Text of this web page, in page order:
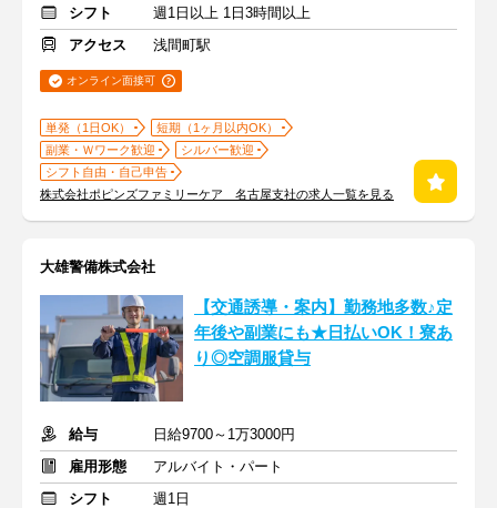
シフト
週1日以上 1日3時間以上
アクセス
浅間町駅
オンライン面接可
単発（1日OK）
短期（1ヶ月以内OK）
副業・Ｗワーク歓迎
シルバー歓迎
シフト自由・自己申告
株式会社ポピンズファミリーケア 名古屋支社の求人一覧を見る
大雄警備株式会社
【交通誘導・案内】勤務地多数♪定
年後や副業にも★日払いOK！寮あ
り◎空調服貸与
給与
日給9700～1万3000円
雇用形態
アルバイト・パート
シフト
週1日